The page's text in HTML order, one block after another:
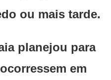
ou mais tarde.
planejou para
em